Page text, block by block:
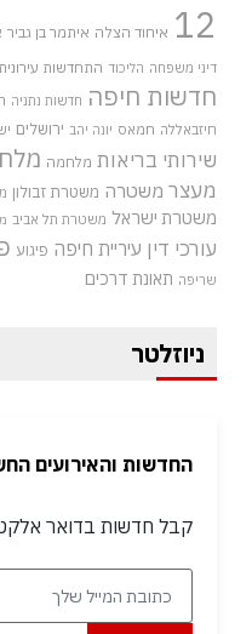
12 איחוד הצלה איתמר בן גביר
דיני משפחה הליכוד התחדשות עירונית
חדשות חיפה חדשות נתניה
חיזבאללה חמאס יונה יהב ירושלים
שירותי בריאות מלחמה
מעצר משטרה משטרת זבולון
משטרת ישראל משטרת תל אביב
עורכי דין עיריית חיפה פיגוע
שריפה תאונת דרכים
ניוזלטר
החדשות והאירועים
קבל חדשות בדואר